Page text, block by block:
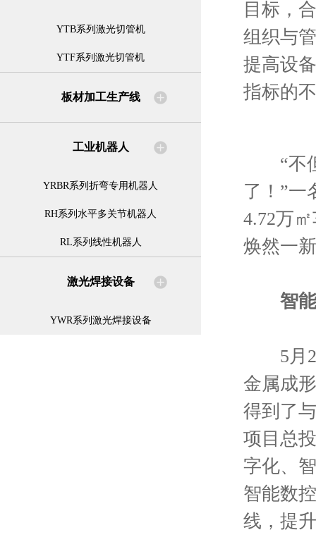
YTB系列激光切管机
YTF系列激光切管机
板材加工生产线
工业机器人
YRBR系列折弯专用机器人
RH系列水平多关节机器人
RL系列线性机器人
激光焊接设备
YWR系列激光焊接设备
目标，
组织与
提高设
指标的
“不但
了！”一
4.72万
焕然一
智
5月28
金属成
得到了
项目总
字化、
智能数
线，提